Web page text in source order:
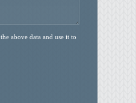
above data and use it to